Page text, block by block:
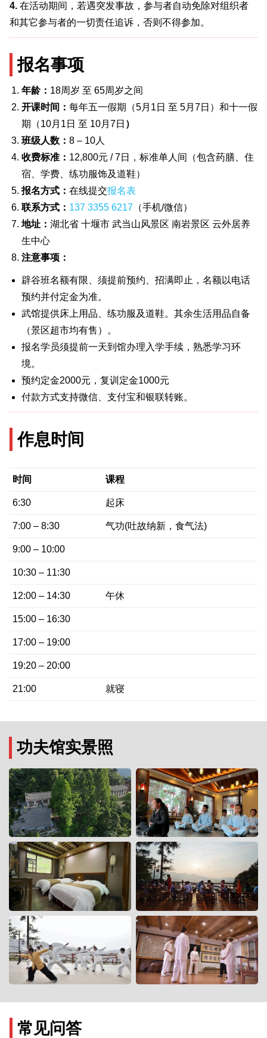
4. 在活动期间，若遇突发事故，参与者自动免除对组织者
和其它参与者的一切责任追诉，否则不得参加。
报名事项
年龄： 18周岁 至 65周岁之间
开课时间： 每年五一假期（5月1日 至 5月7日）和十一假
期（10月1日 至 10月7日 ）
班级人数： 8 – 10人
收费标准： 12,800元 / 7日，标准单人间（包含药膳、住
宿、学费、练功服饰及道鞋）
报名方式： 在线提交报名表
联系方式： 137 3355 6217 （手机/微信）
地址： 湖北省 十堰市 武当山风景区 南岩景区 云外居养
生中心
注意事项：
辟谷班名额有限、须提前预约、招满即止，名额以电话
预约并付定金为准。
武馆提供床上用品、练功服及道鞋。其余生活用品自备
（景区超市均有售）。
报名学员须提前一天到馆办理入学手续，熟悉学习环
境。
预约定金2000元，复训定金1000元
付款方式支持微信、支付宝和银联转账。
作息时间
时间 课程
6:30 起床
7:00 – 8:30 气功(吐故纳新，食气法)
9:00 – 10:00
10:30 – 11:30
12:00 – 14:30 午休
15:00 – 16:30
17:00 – 19:00
19:20 – 20:00
21:00 就寝
功夫馆实景照
常见问答